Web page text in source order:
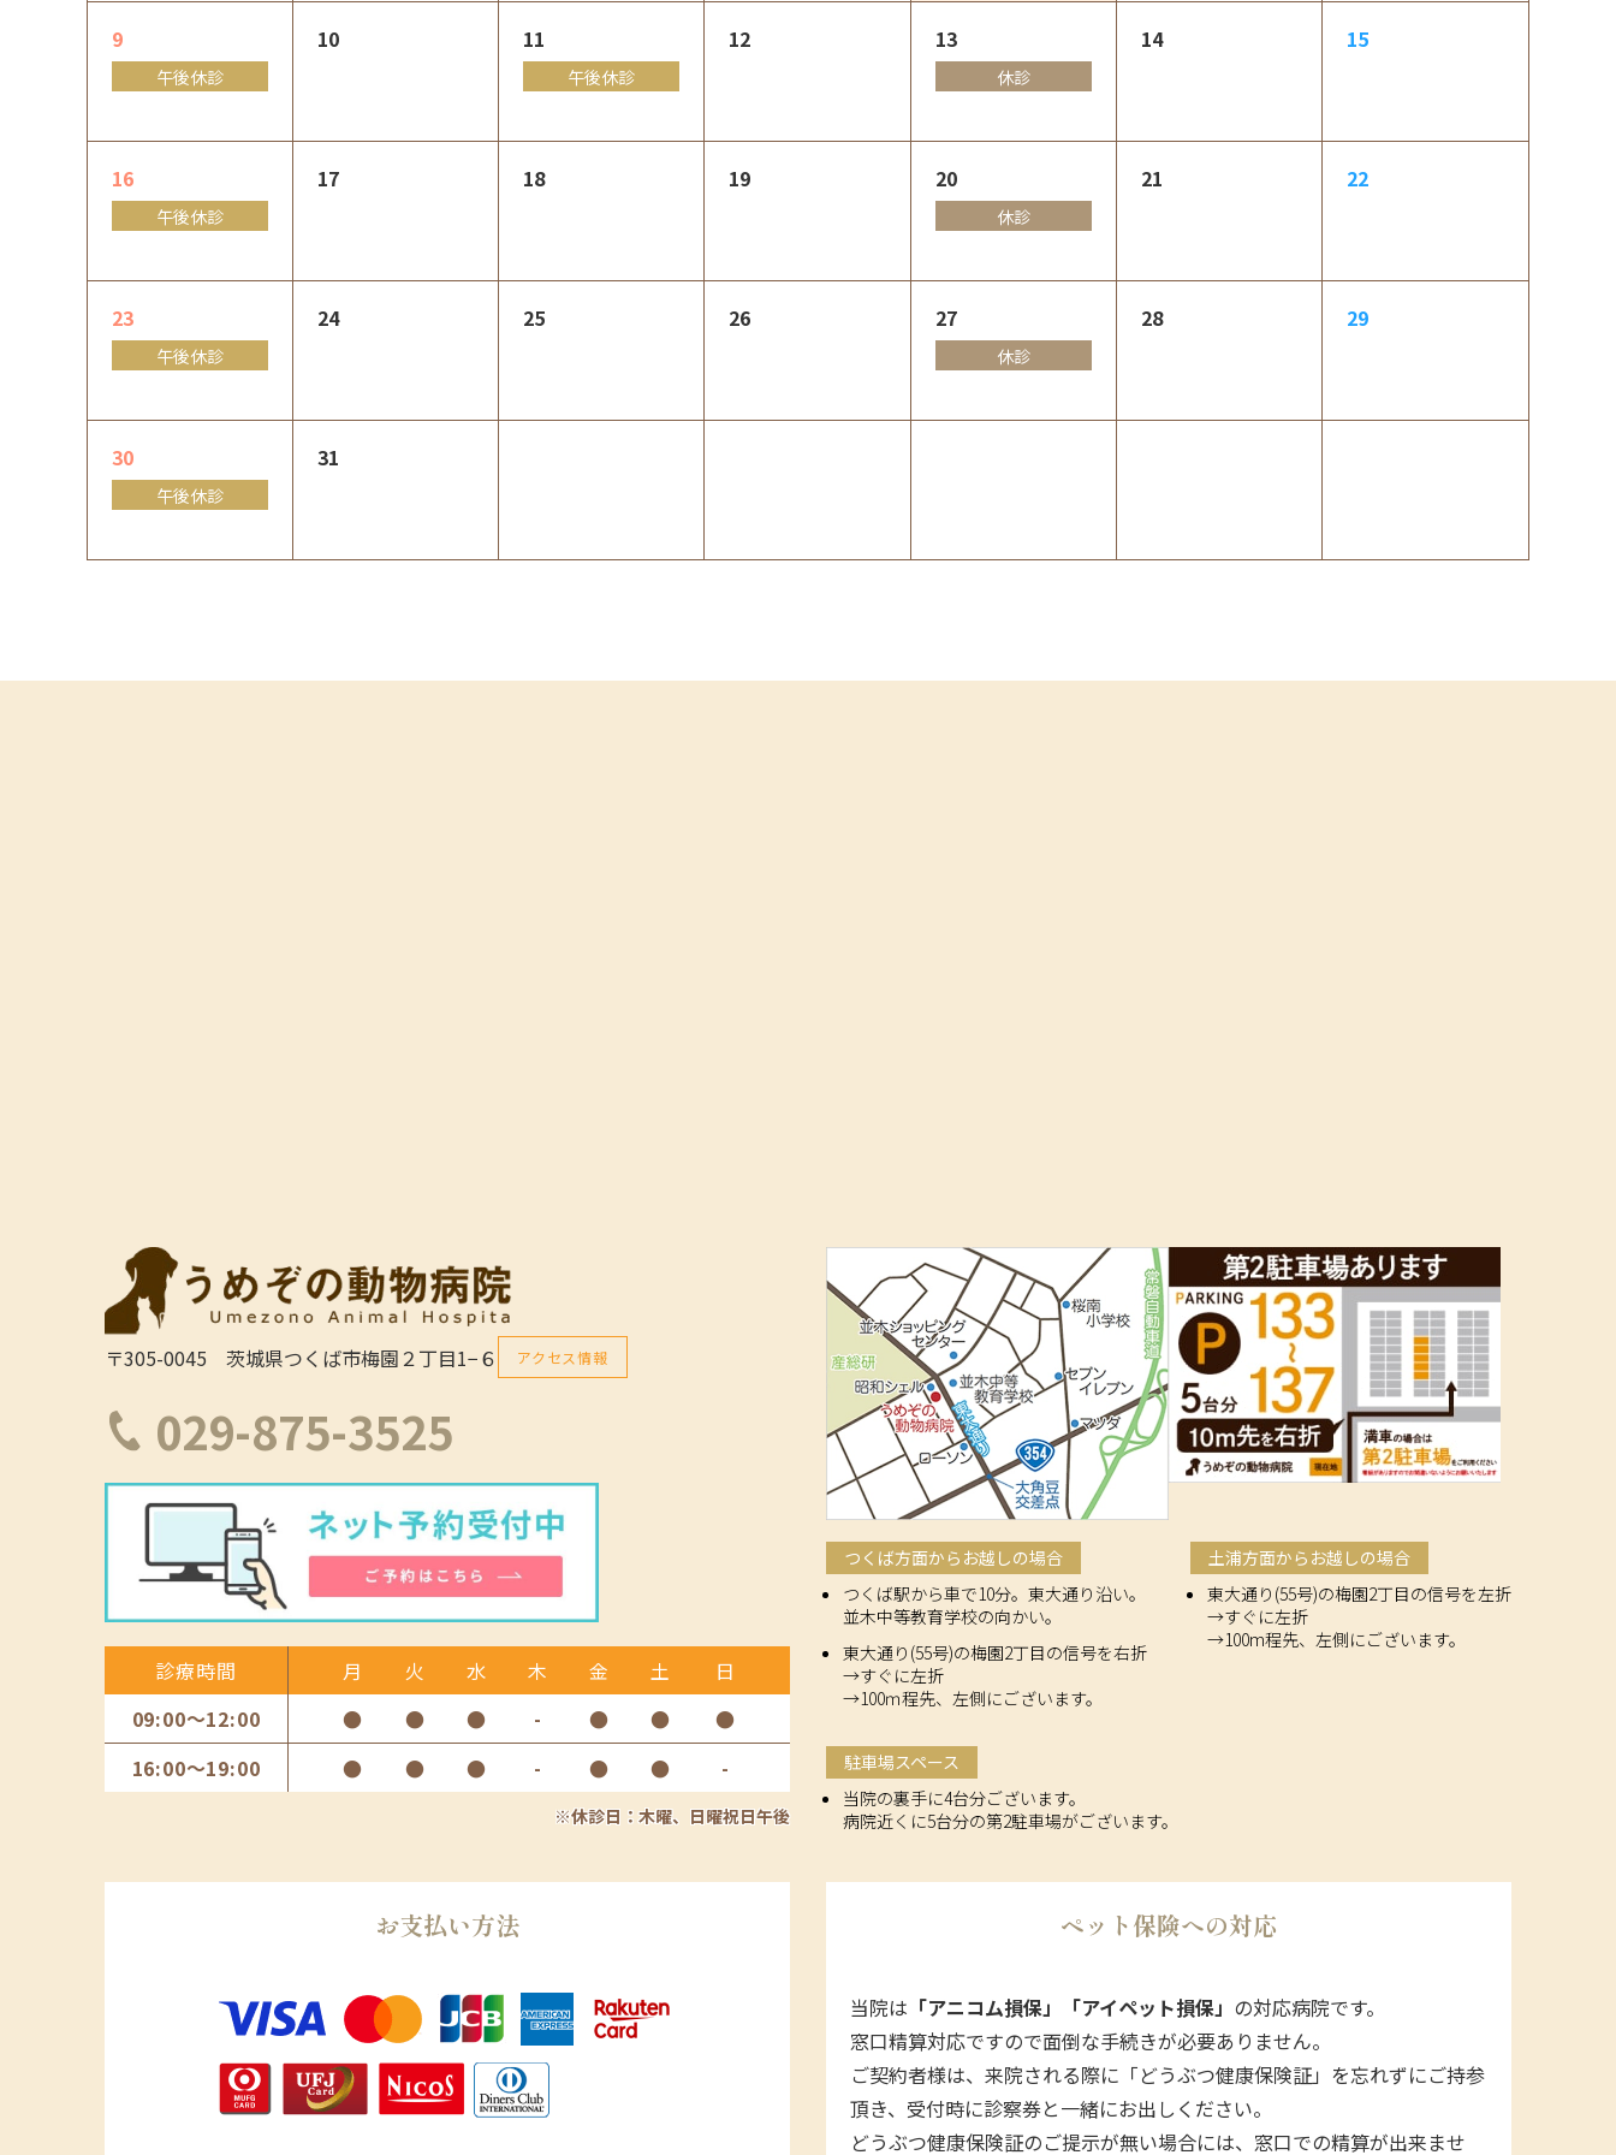
9
午後休診
10 11
午後休診
12 13
休診
14 15
16
午後休診
17 18 19 20
休診
21 22
23
午後休診
24 25 26 27
休診
28 29
30
午後休診
31
〒305-0045 茨城県つくば市梅園２丁目1−６ アクセス情報
029-875-3525
診療時間 月 火 水 木 金 土
日
09:00〜12:00
● ● ● - ● ●
●
16:00〜19:00
● ● ● - ● ● -
※休診日：木曜、日曜祝日午後
つくば方面からお越しの場合
つくば駅から車で10分。東大通り沿い。
並木中等教育学校の向かい。
東大通り(55号)の梅園2丁目の信号を右折
→すぐに左折
→100ｍ程先、左側にございます。
土浦方面からお越しの場合
東大通り(55号)の梅園2丁目の信号を左折
→すぐに左折
→100m程先、左側にございます。
駐車場スペース
当院の裏手に4台分ございます。
病院近くに5台分の第2駐車場がございます。
お支払い方法 ペット保険への対応
当院は 「アニコム損保」「アイペット損保」 の対応病院です。
窓口精算対応ですので面倒な手続きが必要ありません。
ご契約者様は、来院される際に「どうぶつ健康保険証」を忘れずにご持参
頂き、受付時に診察券と一緒にお出しください。
どうぶつ健康保険証のご提示が無い場合には、窓口での精算が出来ませ